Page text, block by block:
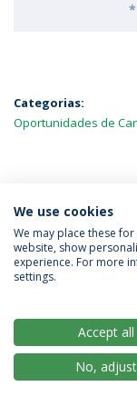
Categorias:
Oportunidades de
MAIS NOTÍCIAS
Política de
© 2026
We use cookies
We may place these
website, show
experience. For more
settings.
Accept all
No, adjust